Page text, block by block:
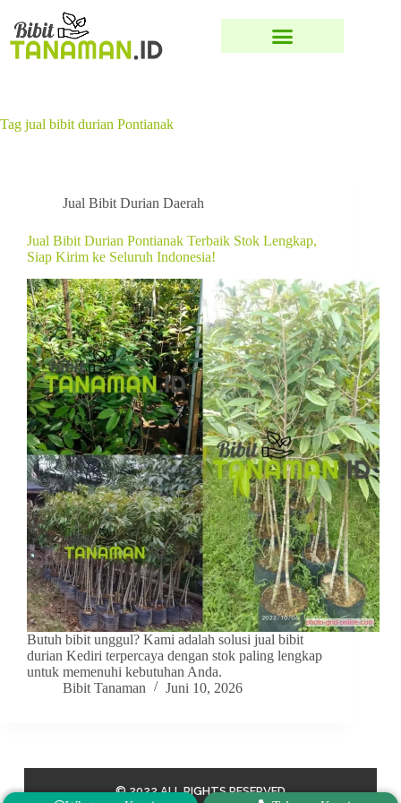
Tag jual bibit durian Pontianak
Jual Bibit Durian Daerah
Jual Bibit Durian Pontianak Terbaik Stok Lengkap,
Siap Kirim ke Seluruh Indonesia!
Butuh bibit unggul? Kami adalah solusi jual bibit
durian Kediri terpercaya dengan stok paling lengkap
untuk memenuhi kebutuhan Anda.
Bibit Tanaman
Juni 10, 2026
© 2022 ALL RIGHTS RESERVED